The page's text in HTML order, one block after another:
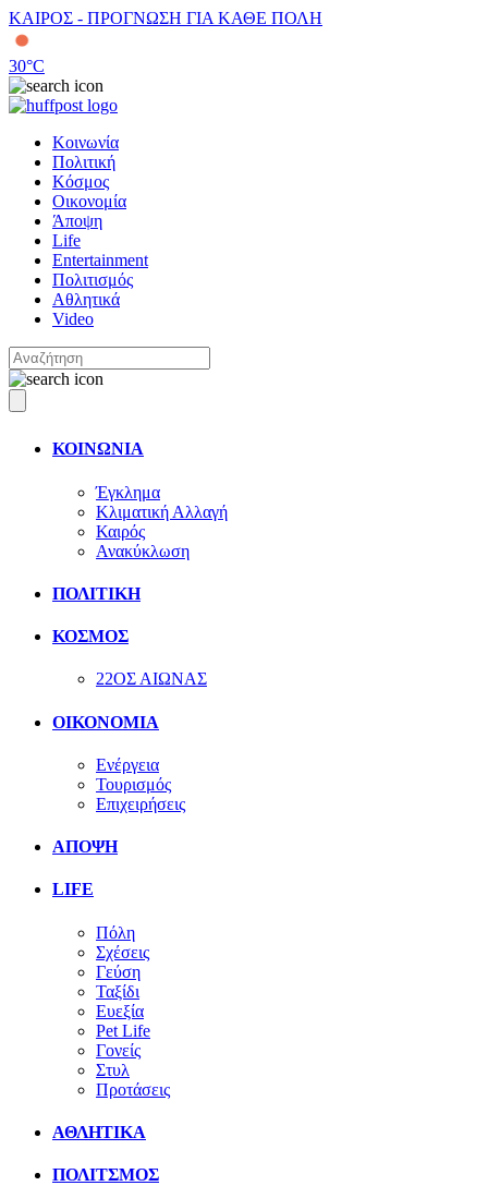
ΚΑΙΡΟΣ - ΠΡΟΓΝΩΣΗ ΓΙΑ ΚΑΘΕ ΠΟΛΗ
30°C
Κοινωνία
Πολιτική
Κόσμος
Οικονομία
Άποψη
Life
Entertainment
Πολιτισμός
Αθλητικά
Video
ΚΟΙΝΩΝΙΑ
Έγκλημα
Κλιματική Αλλαγή
Καιρός
Ανακύκλωση
ΠΟΛΙΤΙΚΗ
ΚΟΣΜΟΣ
22ΟΣ ΑΙΩΝΑΣ
ΟΙΚΟΝΟΜΙΑ
Ενέργεια
Τουρισμός
Επιχειρήσεις
ΑΠΟΨΗ
LIFE
Πόλη
Σχέσεις
Γεύση
Ταξίδι
Ευεξία
Pet Life
Γονείς
Στυλ
Προτάσεις
ΑΘΛΗΤΙΚΑ
ΠΟΛΙΤΣΜΟΣ